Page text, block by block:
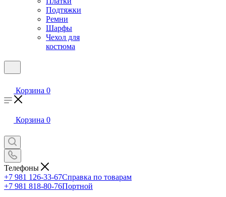
Подтяжки
Ремни
Шарфы
Чехол для
костюма
Корзина 0
Корзина 0
Телефоны
+7 981 126-33-67Справка по товарам
+7 981 818-80-76Портной